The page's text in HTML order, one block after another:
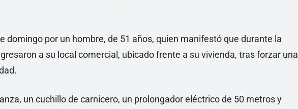
domingo por un hombre, de 51 años, quien manifestó que durante la
a su local comercial, ubicado frente a su vivienda, tras forzar una
un cuchillo de carnicero, un prolongador eléctrico de 50 metros y